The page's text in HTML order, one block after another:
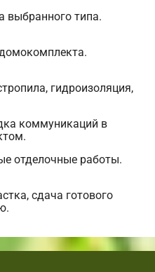
выбранного типа.
гидроизоляция,
коммуникаций в
отделочные работы.
сдача готового